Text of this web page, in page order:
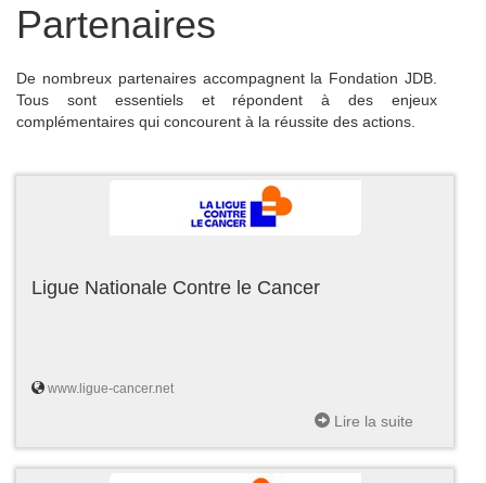
Partenaires
De nombreux partenaires accompagnent la Fondation JDB.
Tous sont essentiels et répondent à des enjeux
complémentaires qui concourent à la réussite des actions.
Ligue Nationale Contre le Cancer
www.ligue-cancer.net
Lire la suite